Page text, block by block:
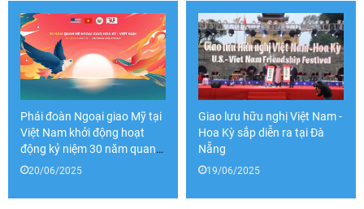
Phái đoàn Ngoại giao Mỹ tại
Việt Nam khởi động hoạt
động kỷ niệm 30 năm quan
hệ Hoa Kỳ - Việt Nam
20/06/2025
Giao lưu hữu nghị Việt Nam -
Hoa Kỳ sắp diễn ra tại Đà
Nẵng
19/06/2025